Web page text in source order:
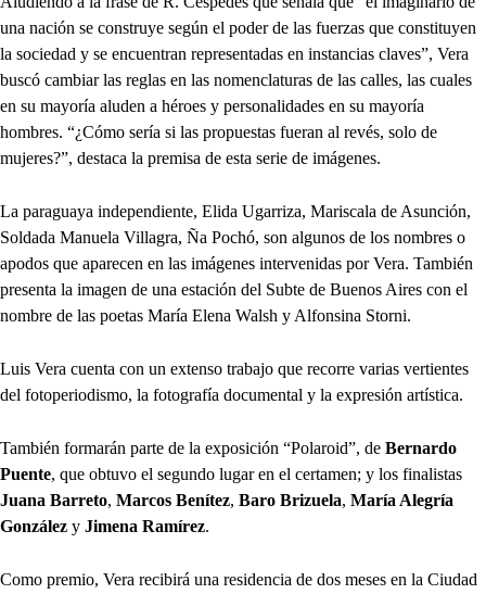
una nación se construye según el poder de las fuerzas que constituyen
la sociedad y se encuentran representadas en instancias claves”, Vera
buscó cambiar las reglas en las nomenclaturas de las calles, las cuales
en su mayoría aluden a héroes y personalidades en su mayoría
hombres. “¿Cómo sería si las propuestas fueran al revés, solo de
mujeres?”, destaca la premisa de esta serie de imágenes.
La paraguaya independiente, Elida Ugarriza, Mariscala de Asunción,
Soldada Manuela Villagra, Ña Pochó, son algunos de los nombres o
apodos que aparecen en las imágenes intervenidas por Vera. También
presenta la imagen de una estación del Subte de Buenos Aires con el
nombre de las poetas María Elena Walsh y Alfonsina Storni.
Luis Vera cuenta con un extenso trabajo que recorre varias vertientes
del fotoperiodismo, la fotografía documental y la expresión artística.
También formarán parte de la exposición “Polaroid”, de Bernardo
Puente, que obtuvo el segundo lugar en el certamen; y los finalistas
Juana Barreto, Marcos Benítez, Baro Brizuela, María Alegría
González y Jimena Ramírez.
Como premio, Vera recibirá una residencia de dos meses en la Ciudad